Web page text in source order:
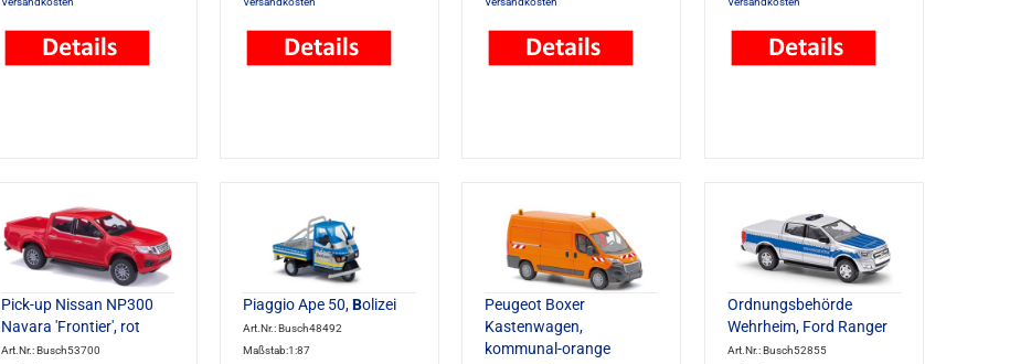
Pick-up Nissan NP300
Navara 'Frontier', rot
Art.Nr.: Busch53700
Piaggio Ape 50,Bolizei
Art.Nr.: Busch48492
Maßstab:1:87
Peugeot Boxer
Kastenwagen,
kommunal-orange
Ordnungsbehörde
Wehrheim, Ford Ranger
Art.Nr.: Busch52855